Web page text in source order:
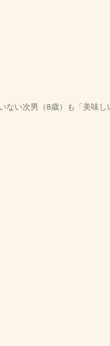
い次男（8歳）も「美味し